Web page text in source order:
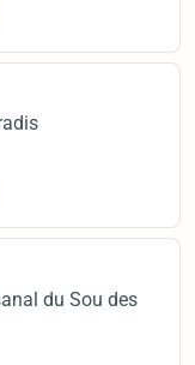
du Sou des